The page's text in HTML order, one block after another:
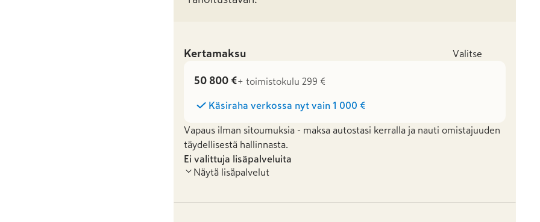
Kertamaksu Valitse
50 800 €+ toimistokulu 299 €
Käsiraha verkossa nyt vain 1 000 €
Vapaus ilman sitoumuksia - maksa autostasi kerralla ja nauti omistajuuden
täydellisestä hallinnasta.
Ei valittuja lisäpalveluita
Näytä lisäpalvelut